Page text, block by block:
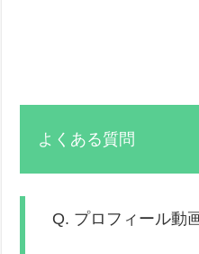
よくある質問
Q. プロフィール動